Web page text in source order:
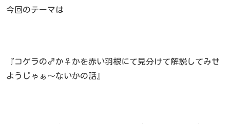
今回のテーマは
『コゲラの♂か♀かを赤い羽根にて見分けて解説してみせ
ようじゃぁ～ないかの話』